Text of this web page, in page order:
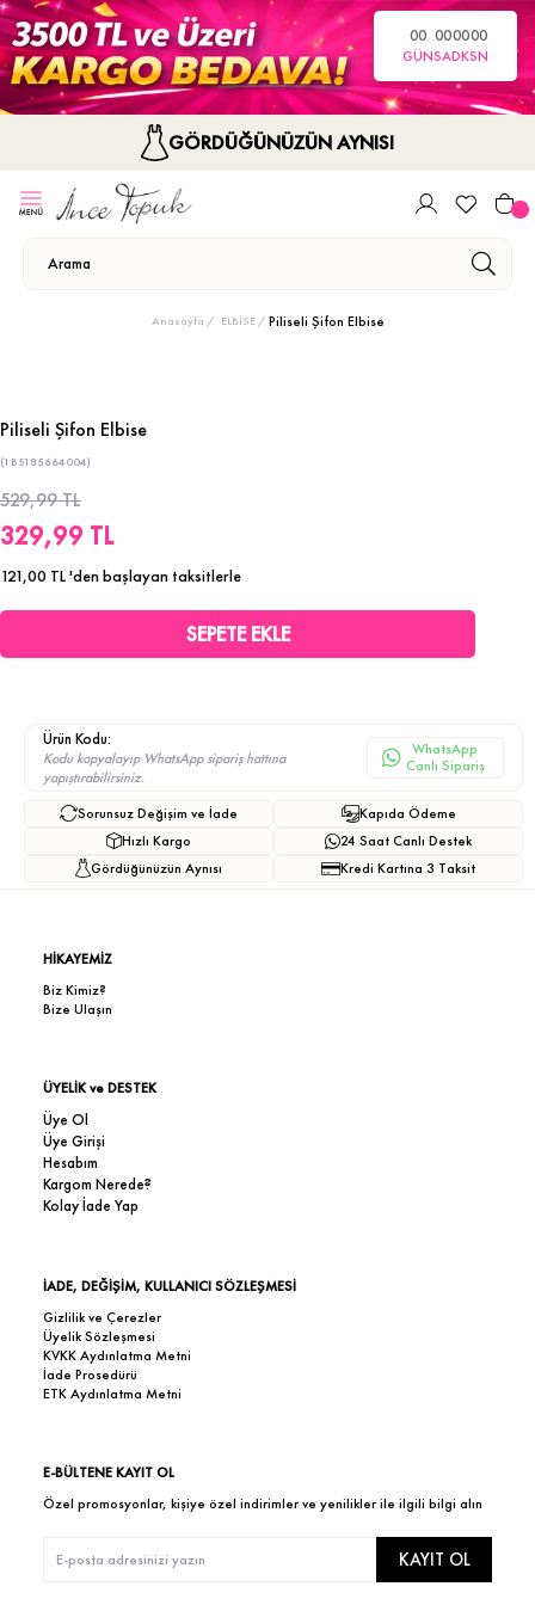
00
GÜN
00
SA
00
DK
00
SN
GÖRDÜĞÜNÜZÜN AYNISI
Anasayfa ELBİSE Piliseli Şifon Elbise
Piliseli Şifon Elbise
(1B5185664004)
529,99 TL
329,99 TL
121,00 TL'den başlayan taksitlerle
Ürün Kodu:
Kodu kopyalayıp WhatsApp sipariş hattına
yapıştırabilirsiniz.
WhatsApp
Canlı Sipariş
Sorunsuz Değişim ve İade
Hızlı Kargo
Gördüğünüzün Aynısı
Kapıda Ödeme
24 Saat Canlı Destek
Kredi Kartına 3 Taksit
HİKAYEMİZ
Biz Kimiz?
Bize Ulaşın
ÜYELİK ve DESTEK
Üye Ol
Üye Girişi
Hesabım
Kargom Nerede?
Kolay İade Yap
İADE, DEĞİŞİM, KULLANICI SÖZLEŞMESİ
Gizlilik ve Çerezler
Üyelik Sözleşmesi
KVKK Aydınlatma Metni
İade Prosedürü
ETK Aydınlatma Metni
E-BÜLTENE KAYIT OL
Özel promosyonlar, kişiye özel indirimler ve yenilikler ile ilgili bilgi alın
KAYIT OL